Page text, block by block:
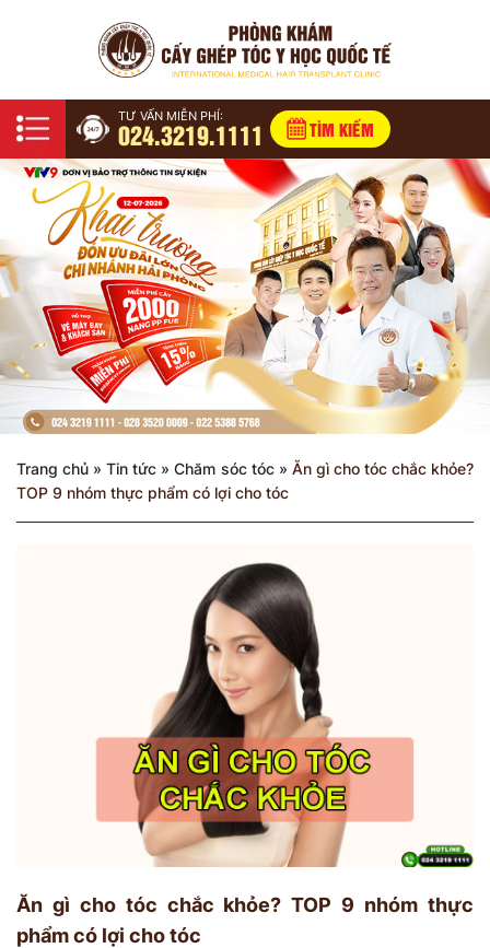
TƯ VẤN MIỄN PHÍ:
024.3219.1111 TÌM KIẾM
Trang chủ »Tin tức »Chăm sóc tóc» Ăn gì cho tóc chắc khỏe?
TOP 9 nhóm thực phẩm có lợi cho tóc
Ăn gì cho tóc chắc khỏe? TOP 9 nhóm thực
phẩm có lợi cho tóc